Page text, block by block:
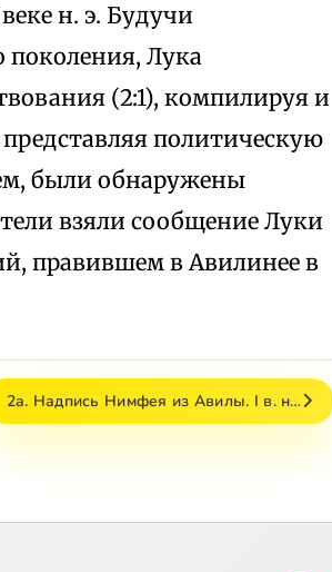
н. э. Будучи
поколения, Лука
(2:1), компилируя и
политическую
были обнаружены
взяли сообщение Луки
правившем в Авилинее в
2а. Надпись Нимфея из Авилы. I в. н…